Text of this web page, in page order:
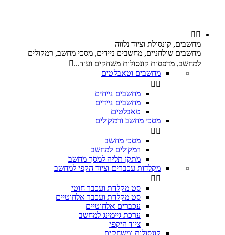
 
מחשבים, קונסולת וציוד נלווה
מחשבים שולחניים, מחשבים ניידים, מסכי מחשב, רמקולים
למחשב, מדפסות קונסולות משחקים ועוד...
מחשבים וטאבלטים
 
מחשבים נייחים
מחשבים ניידים
טאבלטים
מסכי מחשב ורמקולים
 
מסכי מחשב
רמקולים למחשב
מתקן תליה למסך מחשב
מקלדות עכברים וציוד הקפי למחשב
 
סט מקלדת ועכבר חוטי
סט מקלדת ועכבר אלחוטיים
עכברים אלחוטיים
ערכת גיימינג למחשב
ציוד היקפי
קונסולות ומשחקים